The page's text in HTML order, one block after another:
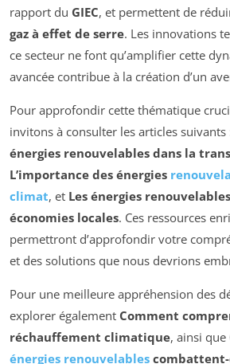
rapport du GIEC, et permettent de
gaz à effet de serre. Les innovations
ce secteur ne font qu’amplifier cette
avancée contribue à la création d’un
Pour approfondir cette thématique
invitons à consulter les articles suivants
énergies renouvelables dans la
L’importance des énergies
climat, et Les énergies
économies locales. Ces ressources
permettront d’approfondir votre
et des solutions que nous devrions
Pour une meilleure appréhension des
explorer également Comment
réchauffement climatique, ainsi que
énergies renouvelables